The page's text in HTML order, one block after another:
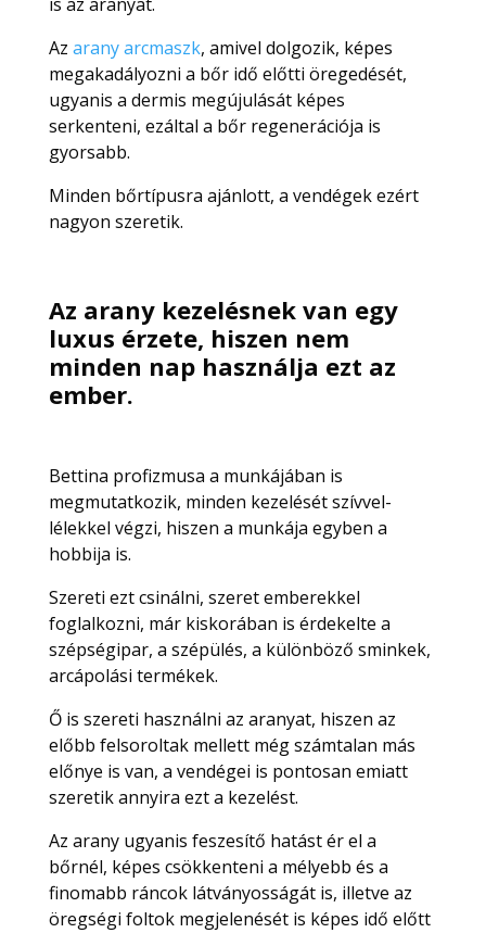
Az arany arcmaszk, amivel dolgozik, képes
megakadályozni a bőr idő előtti öregedését,
ugyanis a dermis megújulását képes
serkenteni, ezáltal a bőr regenerációja is
gyorsabb.
Minden bőrtípusra ajánlott, a vendégek ezért
nagyon szeretik.
Az arany kezelésnek van egy
luxus érzete, hiszen nem
minden nap használja ezt az
ember.
Bettina profizmusa a munkájában is
megmutatkozik, minden kezelését szívvel-
lélekkel végzi, hiszen a munkája egyben a
hobbija is.
Szereti ezt csinálni, szeret emberekkel
foglalkozni, már kiskorában is érdekelte a
szépségipar, a szépülés, a különböző sminkek,
arcápolási termékek.
Ő is szereti használni az aranyat, hiszen az
előbb felsoroltak mellett még számtalan más
előnye is van, a vendégei is pontosan emiatt
szeretik annyira ezt a kezelést.
Az arany ugyanis feszesítő hatást ér el a
bőrnél, képes csökkenteni a mélyebb és a
finomabb ráncok látványosságát is, illetve az
öregségi foltok megjelenését is képes idő előtt